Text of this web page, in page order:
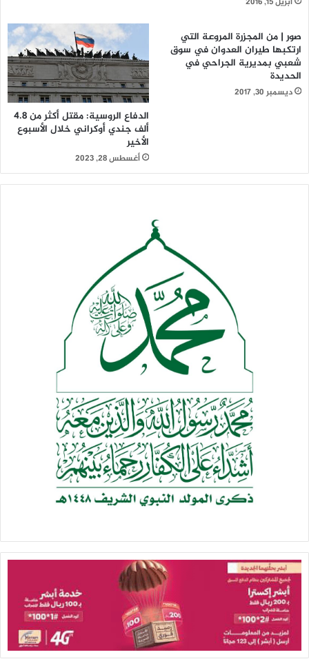
صور | من المجزرة المروعة التي
ارتكبها طيران العدوان في سوق
شعبي بمديرية الجراحي في
الحديدة
ديسمبر 30, 2017
الدفاع الروسية: مقتل أكثر من 4.8
ألف جندي أوكراني خلال الأسبوع
الأخير
أغسطس 28, 2023